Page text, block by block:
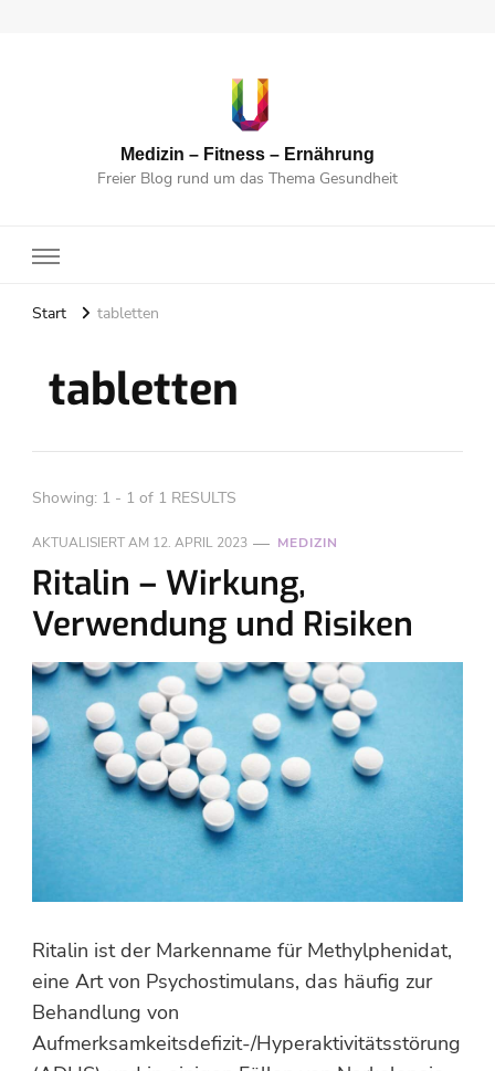
Medizin – Fitness – Ernährung
Freier Blog rund um das Thema Gesundheit
Start tabletten
tabletten
Showing: 1 - 1 of 1 RESULTS
AKTUALISIERT AM 12. APRIL 2023 MEDIZIN
Ritalin – Wirkung,
Verwendung und Risiken
Ritalin ist der Markenname für Methylphenidat,
eine Art von Psychostimulans, das häufig zur
Behandlung von
Aufmerksamkeitsdefizit-/Hyperaktivitätsstörung